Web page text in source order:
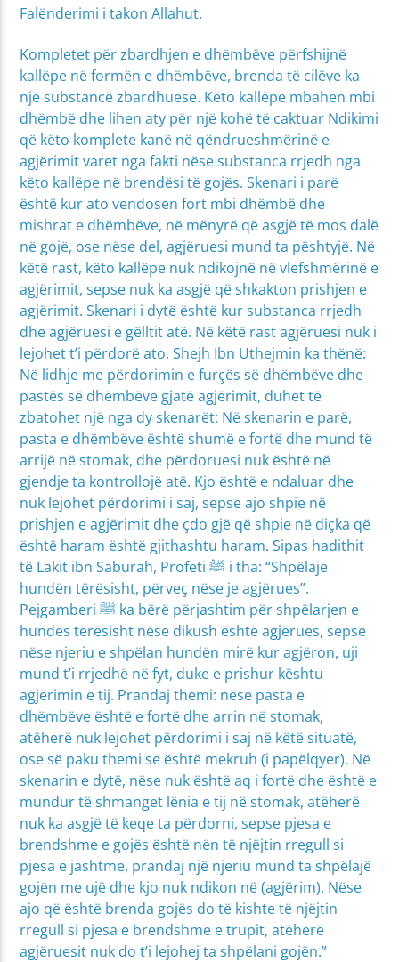
Falënderimi i takon Allahut.
Kompletet për zbardhjen e dhëmbëve përfshijnë
kallëpe në formën e dhëmbëve, brenda të cilëve ka
një substancë zbardhuese. Këto kallëpe mbahen mbi
dhëmbë dhe lihen aty për një kohë të caktuar Ndikimi
që këto komplete kanë në qëndrueshmërinë e
agjërimit varet nga fakti nëse substanca rrjedh nga
këto kallëpe në brendësi të gojës. Skenari i parë
është kur ato vendosen fort mbi dhëmbë dhe
mishrat e dhëmbëve, në mënyrë që asgjë të mos dalë
në gojë, ose nëse del, agjëruesi mund ta pështyjë. Në
këtë rast, këto kallëpe nuk ndikojnë në vlefshmërinë e
agjërimit, sepse nuk ka asgjë që shkakton prishjen e
agjërimit. Skenari i dytë është kur substanca rrjedh
dhe agjëruesi e gëlltit atë. Në këtë rast agjëruesi nuk i
lejohet t’i përdorë ato. Shejh Ibn Uthejmin ka thënë:
Në lidhje me përdorimin e furçës së dhëmbëve dhe
pastës së dhëmbëve gjatë agjërimit, duhet të
zbatohet një nga dy skenarët: Në skenarin e parë,
pasta e dhëmbëve është shumë e fortë dhe mund të
arrijë në stomak, dhe përdoruesi nuk është në
gjendje ta kontrollojë atë. Kjo është e ndaluar dhe
nuk lejohet përdorimi i saj, sepse ajo shpie në
prishjen e agjërimit dhe çdo gjë që shpie në diçka që
është haram është gjithashtu haram. Sipas hadithit
të Lakit ibn Saburah, Profeti ﷺ i tha: “Shpëlaje
hundën tërësisht, përveç nëse je agjërues”.
Pejgamberi ﷺ ka bërë përjashtim për shpëlarjen e
hundës tërësisht nëse dikush është agjërues, sepse
nëse njeriu e shpëlan hundën mirë kur agjëron, uji
mund t’i rrjedhë në fyt, duke e prishur kështu
agjërimin e tij. Prandaj themi: nëse pasta e
dhëmbëve është e fortë dhe arrin në stomak,
atëherë nuk lejohet përdorimi i saj në këtë situatë,
ose së paku themi se është mekruh (i papëlqyer). Në
skenarin e dytë, nëse nuk është aq i fortë dhe është e
mundur të shmanget lënia e tij në stomak, atëherë
nuk ka asgjë të keqe ta përdorni, sepse pjesa e
brendshme e gojës është nën të njëjtin rregull si
pjesa e jashtme, prandaj një njeriu mund ta shpëlajë
gojën me ujë dhe kjo nuk ndikon në (agjërim). Nëse
ajo që është brenda gojës do të kishte të njëjtin
rregull si pjesa e brendshme e trupit, atëherë
agjëruesit nuk do t’i lejohej ta shpëlani gojën.”